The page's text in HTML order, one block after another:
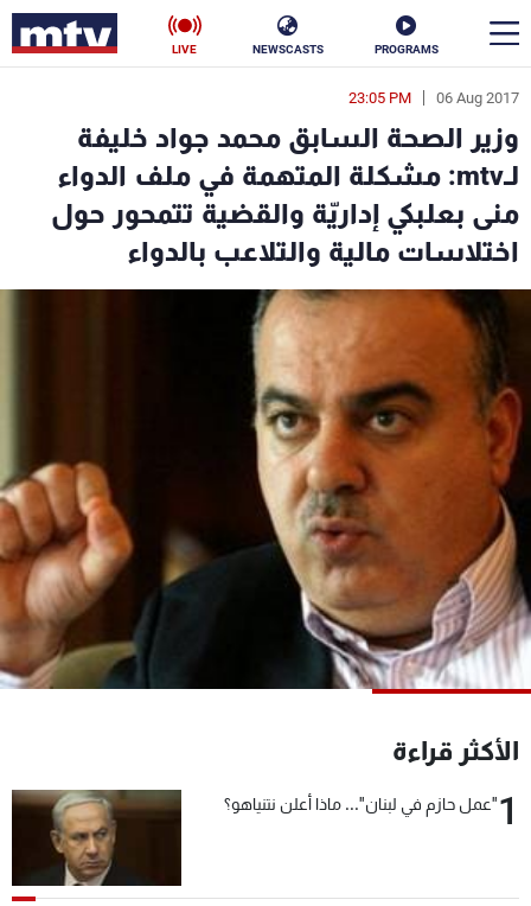
PROGRAMS
NEWSCASTS
LIVE
06 Aug 2017
23:05 PM
وزير الصحة السابق محمد جواد خليفة
لـmtv: مشكلة المتهمة في ملف الدواء
منى بعلبكي إداريّة والقضية تتمحور حول
اختلاسات مالية والتلاعب بالدواء
الأكثر قراءة
1"عمل حازم في لبنان"... ماذا أعلن نتنياهو؟
en
الأخبار
سياسة ناس
فن
منوعات رياضة
كأس العالم
البرامج
جدول البرامج
شاهد البرامج
الترددات
عن MTV
الإنـتـاج
تواصل معنا